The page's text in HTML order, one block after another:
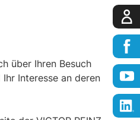
über Ihren Besuch
Interesse an deren